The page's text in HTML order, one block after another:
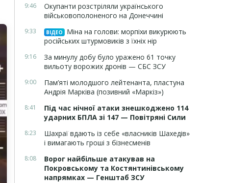
9:46
Окупанти розстріляли українського
військовополоненого на Донеччині
9:33 ВІДЕО
Міна на голови: морпіхи викурюють
російських штурмовиків з їхніх нір
9:16
За минулу добу було уражено 61 точку
вильоту ворожих дронів — СБС ЗСУ
9:00
Пам’яті молодшого лейтенанта, пластуна
Андрія Марківа (позивний «Маркіз»)
8:41
Під час нічної атаки знешкоджено 114
ударних БПЛА зі 147 — Повітряні Сили
8:23
Шахраї вдають із себе «власників Шахедів»
і вимагають гроші з бізнесменів
8:08
Ворог найбільше атакував на
Покровському та Костянтинівському
напрямках — Генштаб ЗСУ